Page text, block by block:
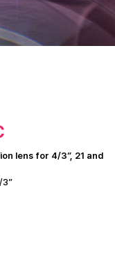
lens for 4/3”, 21 and
3”